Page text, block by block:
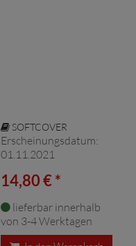
SOFTCOVER
Erscheinungsdatum:
01.11.2021
14,80 € *
lieferbar innerhalb
von 3-4 Werktagen